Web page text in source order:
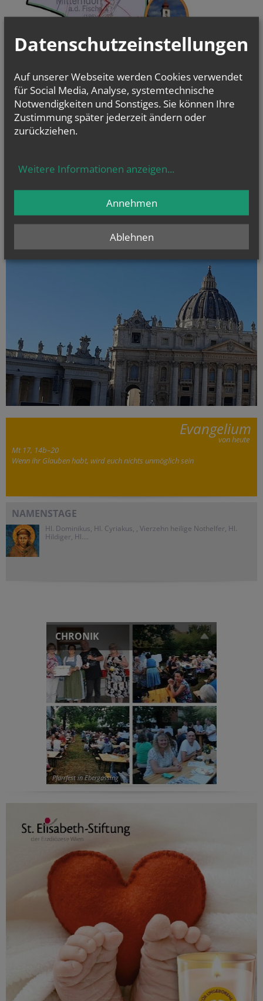
ERSTKOMMUNION und FIRMUNG
Informationen, Videos als Vorbereitungshilfe
Evangelium
von heute
Mt 17, 14b–20
Wenn ihr Glauben habt, wird euch nichts unmöglich sein
NAMENSTAGE
Hl. Dominikus, Hl. Cyriakus, , Vierzehn heilige Nothelfer, Hl.
Hildiger, Hl....
CHRONIK
Pfarrfest in Ebergassing
Datenschutzeinstellungen
Auf unserer Webseite werden Cookies verwendet
für Social Media, Analyse, systemtechnische
Notwendigkeiten und Sonstiges. Sie können Ihre
Zustimmung später jederzeit ändern oder
zurückziehen.
Weitere Informationen anzeigen...
Ablehnen
Annehmen